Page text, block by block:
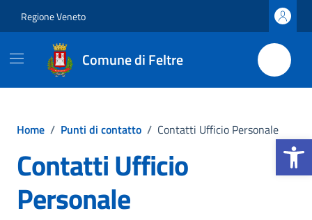
Apri la
Regione Veneto
Comune di Feltre
Home / Punti di contatto / Contatti Ufficio Personale
Contatti Ufficio
Personale